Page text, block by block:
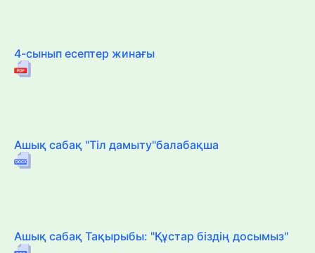
4-сынып есептер жинағы
Ашық сабақ "Тіл дамыту"балабақша
Ашық сабақ Тақырыбы: "Құстар біздің досымыз"